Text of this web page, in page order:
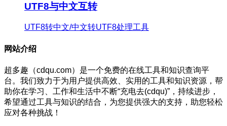
UTF8与中文互转
UTF8转中文/中文转UTF8处理工具
网站介绍
超多趣（cdqu.com）是一个免费的在线工具和知识查询平
台。我们致力于为用户提供高效、实用的工具和知识资源，帮
助你在学习、工作和生活中不断“充电去(cdqu)”，持续进步，
希望通过工具与知识的结合，为您提供强大的支持，助您轻松
应对各种挑战！